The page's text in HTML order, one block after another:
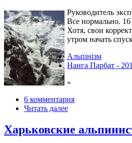
Руководитель
Все нормально.
Хотя, свои
утром начать
Альпінізм
Нанга Парбат -
»
6 комментария
Читать далее
Харьковские